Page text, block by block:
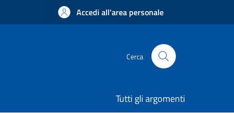
Accedi all'area personale
Cerca
Tutti gli argomenti